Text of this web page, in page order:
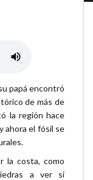
papá encontró
de más de
la región hace
ahora el fósil se
la costa, como
a ver si